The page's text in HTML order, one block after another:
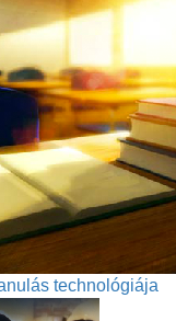
technológiája